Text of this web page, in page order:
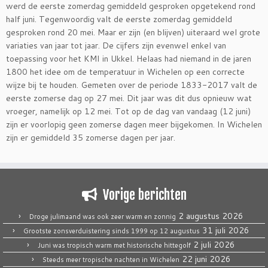
werd de eerste zomerdag gemiddeld gesproken opgetekend rond
half juni. Tegenwoordig valt de eerste zomerdag gemiddeld
gesproken rond 20 mei. Maar er zijn (en blijven) uiteraard wel grote
variaties van jaar tot jaar. De cijfers zijn evenwel enkel van
toepassing voor het KMI in Ukkel. Helaas had niemand in de jaren
1800 het idee om de temperatuur in Wichelen op een correcte
wijze bij te houden. Gemeten over de periode 1833-2017 valt de
eerste zomerse dag op 27 mei. Dit jaar was dit dus opnieuw wat
vroeger, namelijk op 12 mei. Tot op de dag van vandaag (12 juni)
zijn er voorlopig geen zomerse dagen meer bijgekomen. In Wichelen
zijn er gemiddeld 35 zomerse dagen per jaar.
Vorige berichten
Droge julimaand was ook zeer warm en zonnig 2 augustus 2026
Grootste zonsverduistering sinds 1999 op 12 augustus 31 juli 2026
Juni was tropisch warm met historische hittegolf 2 juli 2026
Steeds meer tropische nachten in Wichelen 22 juni 2026